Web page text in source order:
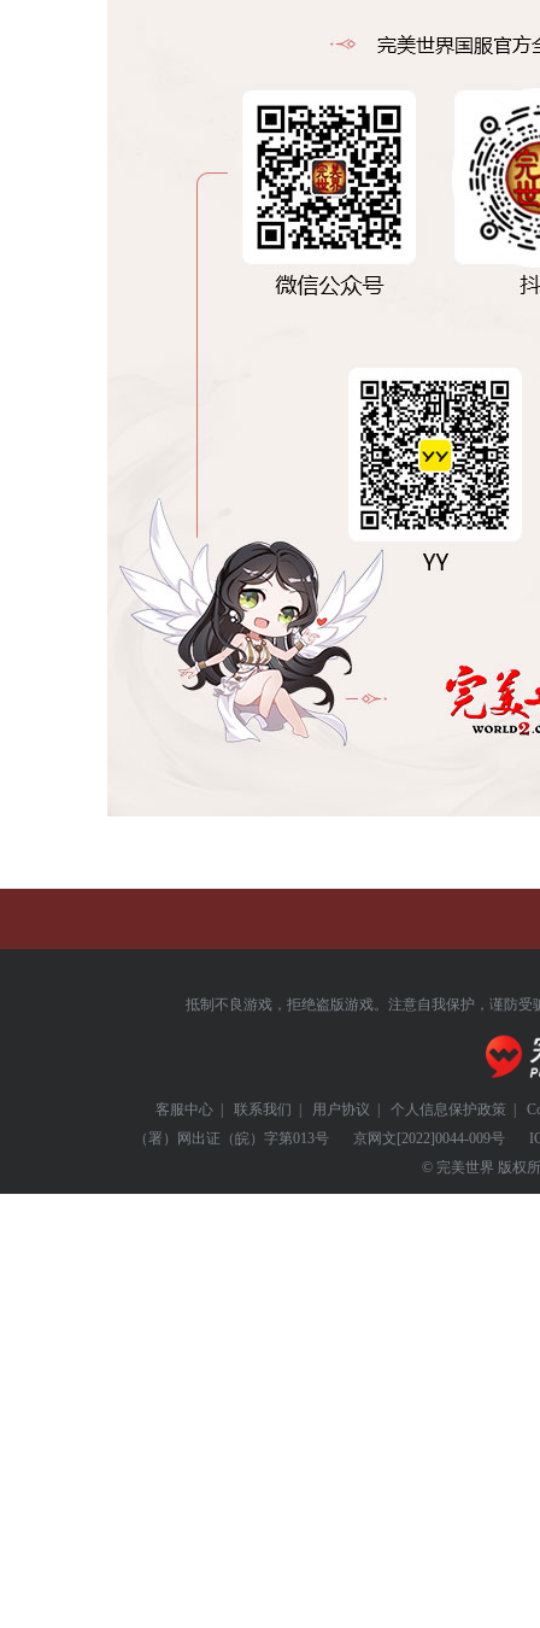
抵制不良游戏，拒绝盗版游戏。注意自我保护，谨防受
客服中心 | 联系我们 | 用户协议 | 个人信息保护政策 |
（署）网出证（皖）字第013号
京网文[2022]0044-009号
© 完美世界 版权所